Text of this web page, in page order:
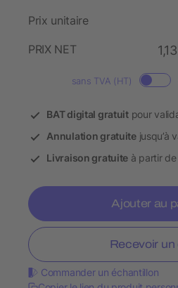
Prix unitaire
PRIX NET
sans TVA (HT)
BAT digital gratuitpour
Annulation gratuitejusqu’à
Livraison gratuite à partir
Ajouter au
Recevoir un
Commander un échantillon